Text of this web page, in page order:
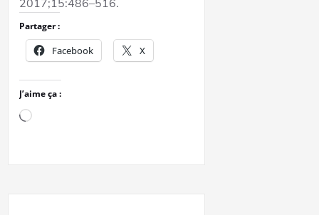
2017;15:486–516.
Partager :
Facebook X
J’aime ça :